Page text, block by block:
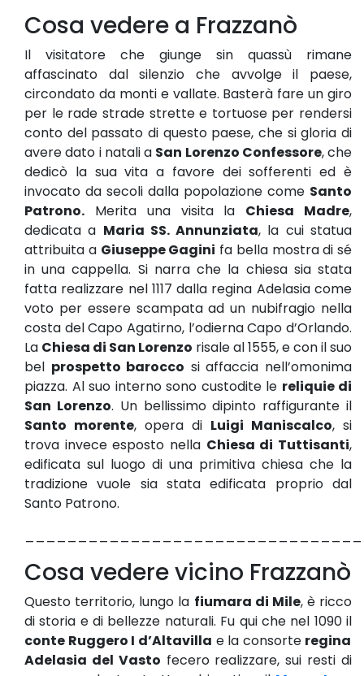
Cosa vedere a Frazzanò
Il visitatore che giunge sin quassù rimane
affascinato dal silenzio che avvolge il paese,
circondato da monti e vallate. Basterà fare un giro
per le rade strade strette e tortuose per rendersi
conto del passato di questo paese, che si gloria di
avere dato i natali a San Lorenzo Confessore, che
dedicò la sua vita a favore dei sofferenti ed è
invocato da secoli dalla popolazione come Santo
Patrono. Merita una visita la Chiesa Madre,
dedicata a Maria SS. Annunziata, la cui statua
attribuita a Giuseppe Gagini fa bella mostra di sé
in una cappella. Si narra che la chiesa sia stata
fatta realizzare nel 1117 dalla regina Adelasia come
voto per essere scampata ad un nubifragio nella
costa del Capo Agatirno, l’odierna Capo d’Orlando.
La Chiesa di San Lorenzo risale al 1555, e con il suo
bel prospetto barocco si affaccia nell’omonima
piazza. Al suo interno sono custodite le reliquie di
San Lorenzo. Un bellissimo dipinto raffigurante il
Santo morente, opera di Luigi Maniscalco, si
trova invece esposto nella Chiesa di Tuttisanti,
edificata sul luogo di una primitiva chiesa che la
tradizione vuole sia stata edificata proprio dal
Santo Patrono.
Cosa vedere vicino Frazzanò
Questo territorio, lungo la fiumara di Mile, è ricco
di storia e di bellezze naturali. Fu qui che nel 1090 il
conte Ruggero I d’Altavilla e la consorte regina
Adelasia del Vasto fecero realizzare, sui resti di